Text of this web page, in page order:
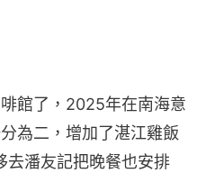
館了，2025年在南海意
為二，增加了湛江雞飯
去潘友記把晚餐也安排